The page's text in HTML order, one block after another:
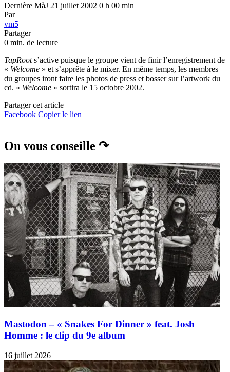
Dernière MàJ 21 juillet 2002 0 h 00 min
Par
vm5
Partager
0 min. de lecture
TapRoots’active puisque le groupe vient de finir l’enregistrement de
« Welcome » et s’apprête à le mixer. En même temps, les membres
du groupes iront faire les photos de press et bosser sur l’artwork du
cd. « Welcome » sortira le 15 octobre 2002.
Partager cet article
Facebook Copier le lien
On vous conseille ↷
Mastodon – « Snakes For Dinner » feat. Josh
Homme : le clip du 9e album
16 juillet 2026